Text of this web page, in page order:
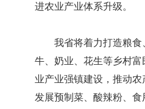
进农业产业体系升级。
我省将着力打造粮食
牛、奶业、花生等乡村
业产业强镇建设，推动
发展预制菜、酸辣粉、